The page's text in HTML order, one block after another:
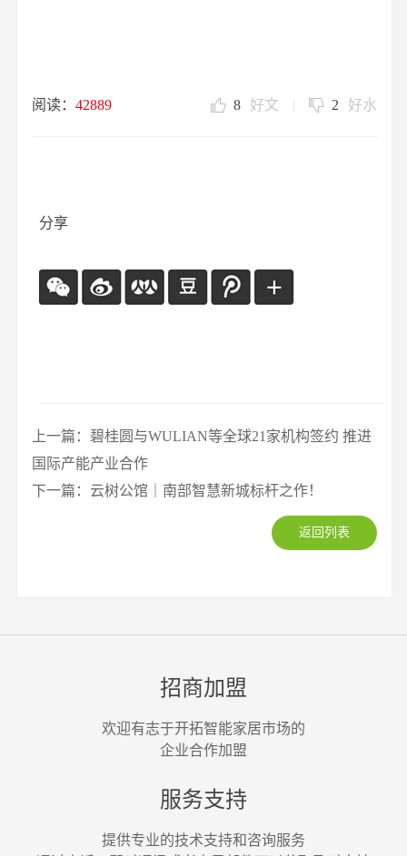
阅读：42889 8 好文 | 2 好水
分享
上一篇：碧桂圆与WULIAN等全球21家机构签约 推进
国际产能产业合作
下一篇：云树公馆｜南部智慧新城标杆之作！
返回列表
招商加盟
欢迎有志于开拓智能家居市场的
企业合作加盟
服务支持
提供专业的技术支持和咨询服务